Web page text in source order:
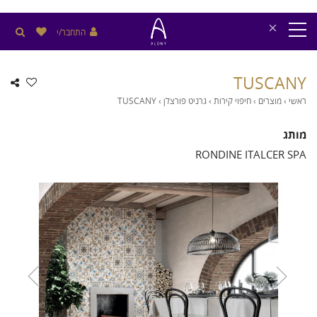
× התחבר/י
TUSCANY
ראשי ›מוצרים ›חיפוי קירות › גרניט פורצלן›
TUSCANY
מותג
RONDINE ITALCER SPA